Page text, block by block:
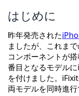
はじめに
昨年発売された
ましたが、これま
コンポーネントが
番目となるモデル
を付けました。
両モデルを同時進行